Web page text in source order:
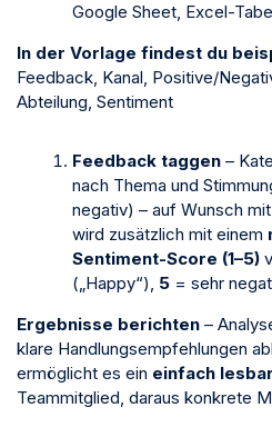
Google Sheet, Excel-
In der Vorlage findest du
Feedback, Kanal, Positive/
Abteilung, Sentiment
Feedback taggen –
nach Thema und
negativ) – auf Wunsch
wird zusätzlich mit einem
Sentiment-Score (1–5)
(„Happy“), 5 = sehr
Ergebnisse berichten –
klare Handlungsempfehlungen
ermöglicht es ein einfach
Teammitglied, daraus konkrete